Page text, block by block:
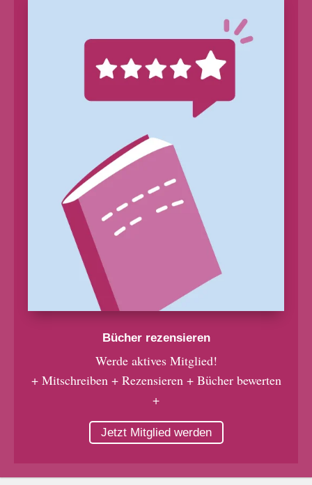
Bücher rezensieren
Werde aktives Mitglied!
+ Mitschreiben + Rezensieren + Bücher bewerten
+
Jetzt Mitglied werden